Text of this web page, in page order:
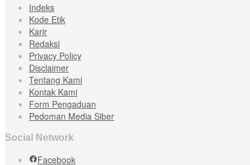
Indeks
Kode Etik
Karir
Redaksi
Privacy Policy
Disclaimer
Tentang Kami
Kontak Kami
Form Pengaduan
Pedoman Media Siber
Social Network
Facebook